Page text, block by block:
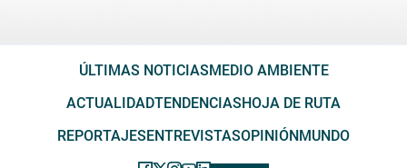
ÚLTIMAS NOTICIAS MEDIO AMBIENTE
ACTUALIDADTENDENCIAS HOJA DE RUTA
REPORTAJES ENTREVISTASOPINIÓN MUNDO